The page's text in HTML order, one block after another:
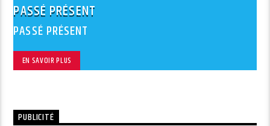
PASSÉ PRÉSENT
PASSÉ PRÉSENT
EN SAVOIR PLUS
PUBLICITÉ